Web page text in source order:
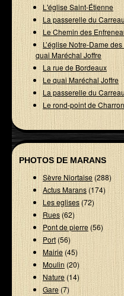
L'église Saint-Étienne
La passerelle du
Le Chemin des
L’église Notre-Dame
quai Maréchal Joffre
La rue de Bordeaux
Le quai Maréchal Joffre
La passerelle du
Le rond-point de Charron
PHOTOS DE MARANS
Sèvre Niortaise(288)
Actus Marans (174)
Les eglises(72)
Rues(62)
Pont de pierre(56)
Port(56)
Mairie(45)
Moulin(20)
Nature(14)
Gare (7)